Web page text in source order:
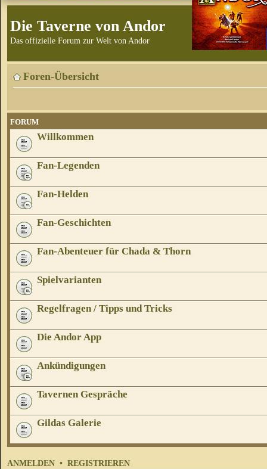
Die Taverne von Andor
Das offizielle Forum zur Welt von Andor
Foren-Übersicht
FORUM
Willkommen
Fan-Legenden
Fan-Helden
Fan-Geschichten
Fan-Abenteuer für Chada & Thorn
Spielvarianten
Regelfragen / Tipps und Tricks
Die Andor App
Ankündigungen
Tavernen Gespräche
Gildas Galerie
ANMELDEN • REGISTRIEREN